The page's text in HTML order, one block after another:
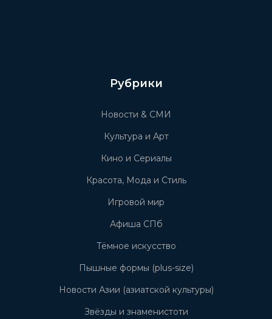
Рубрики
Новости & СМИ
Культура и Арт
Кино и Сериалы
Красота, Мода и Стиль
Игровой мир
Афиша СПб
Тёмное искусство
Пышные формы (plus-size)
Новости Азии (азиатской культуры)
Звёзды и знаменистоти